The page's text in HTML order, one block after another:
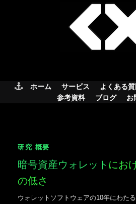
ホーム サービス よくある質
参考資料
ブログ お
研究 概要
暗号資産ウォレット にお
の低さ
ウォレットソフトウェアの10年にわた